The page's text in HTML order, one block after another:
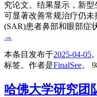
究论文。结果显示，新型
可显著改善常规治疗仍
(SAR)患者鼻部和眼部症
→
本条目发布于2025-04-05
标签。 作者是FinalSee。
哈佛大学研究团